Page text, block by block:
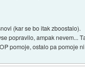
(kar se bo itak zboostalo).
popravilo, ampak nevem...
pomoje, ostalo pa pomoje